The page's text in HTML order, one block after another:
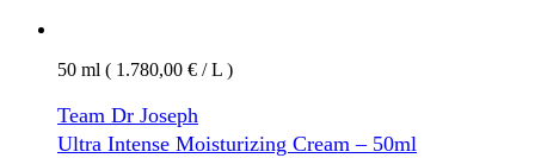
50 ml ( 1.780,00 € / L )
Team Dr Joseph
Ultra Intense Moisturizing Cream – 50ml